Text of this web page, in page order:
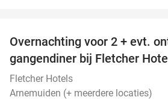
Overnachting voor 2 + evt.
gangendiner bij Fletcher
Fletcher Hotels
Arnemuiden (+ meerdere locaties)